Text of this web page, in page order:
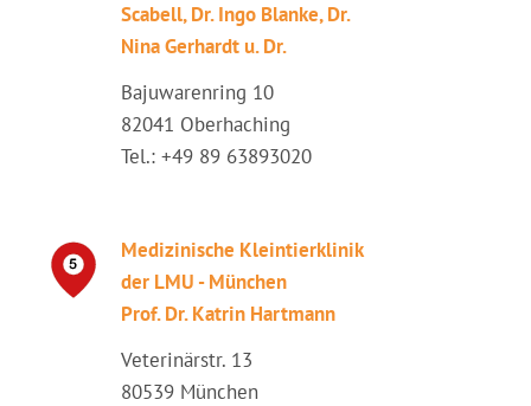
Scabell, Dr. Ingo Blanke, Dr.
Nina Gerhardt u. Dr.
Bajuwarenring 10
82041 Oberhaching
Tel.: +49 89 63893020
Medizinische Kleintierklinik
der LMU - München
Prof. Dr. Katrin Hartmann
Veterinärstr. 13
80539 München